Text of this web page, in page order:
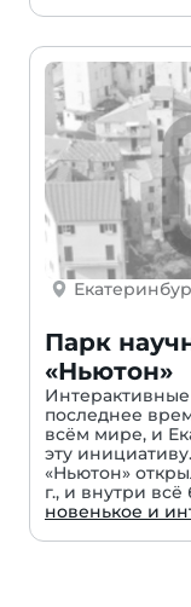
Парк
«Ньютон»
последнее
всём мире, и
эту
«Ньютон»
г., и внутри
новенькое и